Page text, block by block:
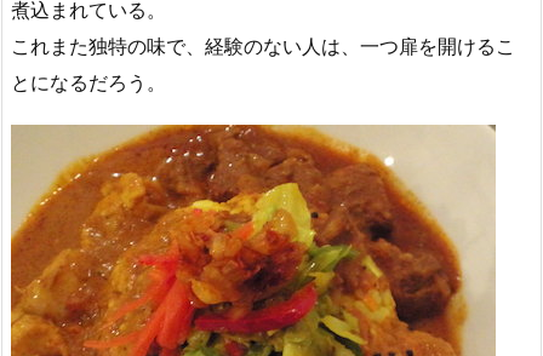
煮込まれている。
これまた独特の味で、経験のない人は、一つ扉を開けるこ
とになるだろう。